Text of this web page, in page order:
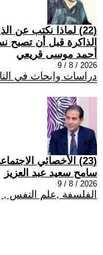
(22) لماذا نكتب عن
الذاكرة قبل أن تصبح
أحمد موسى قريعي
2026 / 8 / 9
دراسات وابحاث في
(23) الأخصائي الاجتماعي شريك التنمية المجهول
سامح سعيد عبد العزيز
2026 / 8 / 9
الفلسفة ,علم النفس ,